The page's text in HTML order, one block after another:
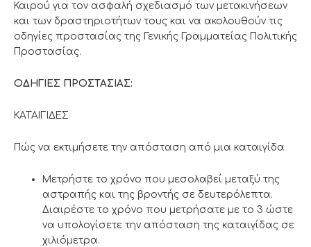
Καιρού για τον ασφαλή σχεδιασμό των μετακινήσεων
και των δραστηριοτήτων τους και να ακολουθούν τις
οδηγίες προστασίας της Γενικής Γραμματείας Πολιτικής
Προστασίας.
ΟΔΗΓΙΕΣ ΠΡΟΣΤΑΣΙΑΣ:
ΚΑΤΑΙΓΙΔΕΣ
Πώς να εκτιμήσετε την απόσταση από μια καταιγίδα
Μετρήστε το χρόνο που μεσολαβεί μεταξύ της
αστραπής και της βροντής σε δευτερόλεπτα.
Διαιρέστε το χρόνο που μετρήσατε με το 3 ώστε
να υπολογίσετε την απόσταση της καταιγίδας σε
χιλιόμετρα.